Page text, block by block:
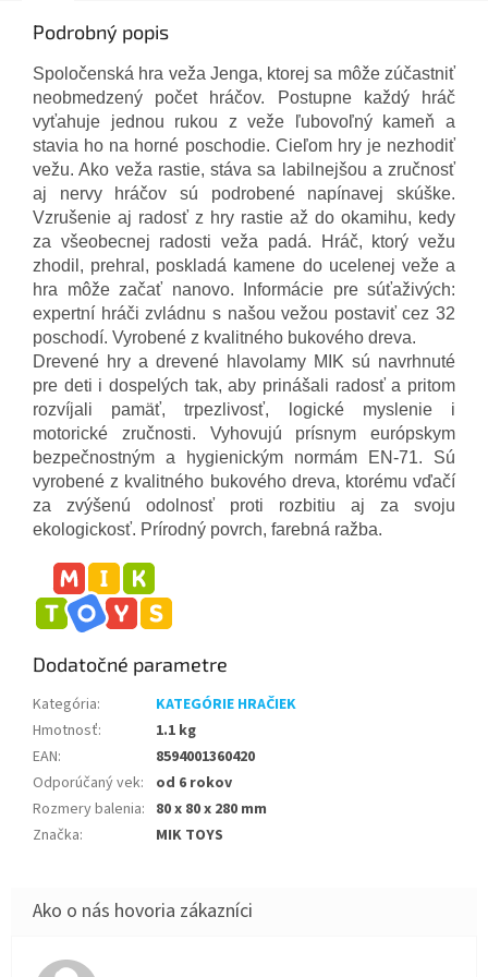
Podrobný popis
Spoločenská hra veža Jenga, ktorej sa môže zúčastniť
neobmedzený počet hráčov. Postupne každý hráč
vyťahuje jednou rukou z veže ľubovoľný kameň a
stavia ho na horné poschodie. Cieľom hry je nezhodiť
vežu. Ako veža rastie, stáva sa labilnejšou a zručnosť
aj nervy hráčov sú podrobené napínavej skúške.
Vzrušenie aj radosť z hry rastie až do okamihu, kedy
za všeobecnej radosti veža padá. Hráč, ktorý vežu
zhodil, prehral, poskladá kamene do ucelenej veže a
hra môže začať nanovo. Informácie pre súťaživých:
expertní hráči zvládnu s našou vežou postaviť cez 32
poschodí. Vyrobené z kvalitného bukového dreva.
Drevené hry a drevené hlavolamy MIK sú navrhnuté
pre deti i dospelých tak, aby prinášali radosť a pritom
rozvíjali pamäť, trpezlivosť, logické myslenie i
motorické zručnosti. Vyhovujú prísnym európskym
bezpečnostným a hygienickým normám EN-71. Sú
vyrobené z kvalitného bukového dreva, ktorému vďačí
za zvýšenú odolnosť proti rozbitiu aj za svoju
ekologickosť. Prírodný povrch, farebná ražba.
Dodatočné parametre
Kategória:
KATEGÓRIE HRAČIEK
Hmotnosť:
1.1 kg
EAN:
8594001360420
Odporúčaný vek:
od 6 rokov
Rozmery balenia: 80 x 80 x 280 mm
Značka: MIK TOYS